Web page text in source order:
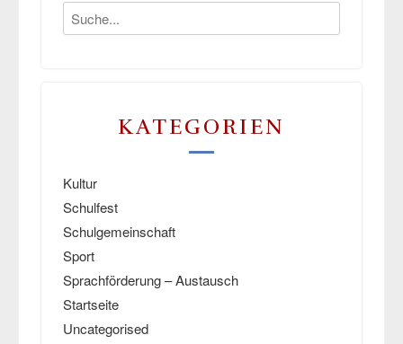
KATEGORIEN
Kultur
Schulfest
Schulgemeinschaft
Sport
Sprachförderung – Austausch
Startseite
Uncategorised